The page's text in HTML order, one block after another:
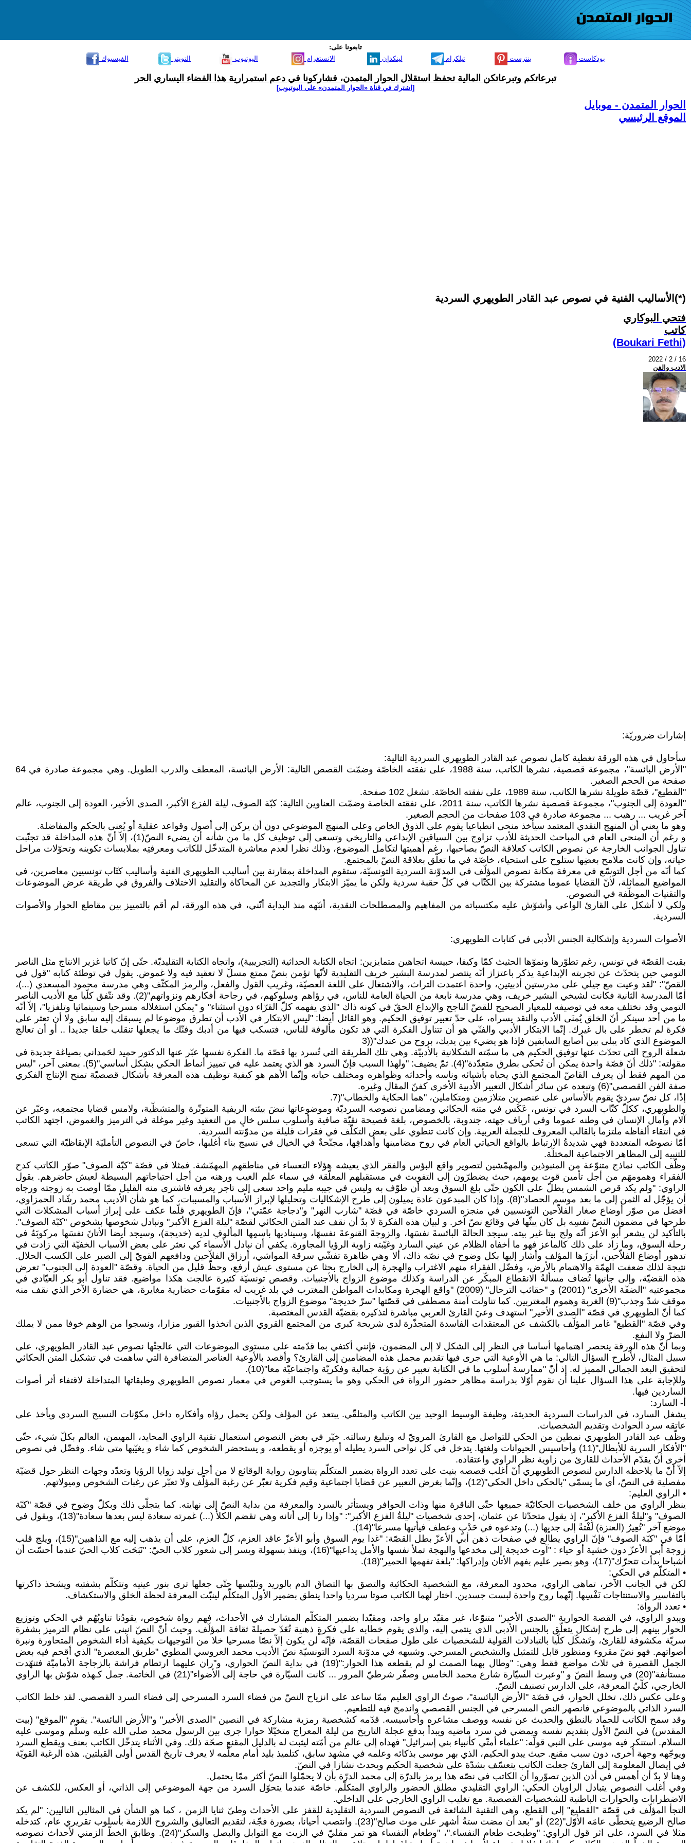
تابعونا على:
الفيسبوك
التويتر اليوتيوب الانستغرام لينكدإن تيلكرام بنترست بودكاست
تبرعاتكم وتبرعاتكن المالية تحفظ استقلال الحوار المتمدن، فشاركونا في دعم استمرارية هذا الفضاء اليساري الحر
[اشترك في قناة ‫«الحوار المتمدن» على اليوتيوب]
الحوار المتمدن - موبايل
الموقع الرئيسي
الأساليب الفنية في نصوص عبد القادر الطويهري السردية(*)
فتحي البوكاري
كاتب
(Boukari Fethi)
2022 / 2 / 16
الادب والفن
إشارات ضروريّة:
سأحاول في هذه الورقة تغطية كامل نصوص عبد القادر الطويهري السردية التالية:
"الأرض البائسة"، مجموعة قصصية، نشرها الكاتب، سنة 1988، على نفقته الخاصّة وضمّت القصص التالية: الأرض البائسة، المعطف والدرب الطويل. وهي مجموعة صادرة في 64
صفحة من الحجم الصغير.
"القطيع"، قصّة طويلة نشرها الكاتب، سنة 1989، على نفقته الخاصّة. تشغل 102 صفحة.
"العودة إلى الجنوب"، مجموعة قصصية نشرها الكاتب، سنة 2011، على نفقته الخاصة وضمّت العناوين التالية: كبّة الصوف، ليلة الفزع الأكبر، الصدى الأخير، العودة إلى الجنوب، عالم
آخر غريب ... رهيب ... مجموعة صادرة في 103 صفحات من الحجم الصغير.
وهو ما يعني أن المنهج النقدي المعتمد سيأخذ منحى انطباعيا يقوم على الذوق الخاص وعلى المنهج الموضوعي دون أن يركن إلى أصول وقواعد عقلية أو يُعنى بالحكم والمفاضلة.
و رغم أن المنحى العام في المباحث الحديثة للأدب تزاوج بين السياقين الإبداعي والتاريخي وتسعى إلى توظيف كل ما من شأنه أن يضيء النصّ(1)، إلاّ أنّ هذه المداخلة قد تجنّبت
تناول الجوانب الخارجة عن نصوص الكاتب كعلاقة النصّ بصاحبها، رغم أهميتها لتكامل الموضوع، وذلك نظرا لعدم معاشرة المتدخّل للكاتب ومعرفتِه بملابسات تكوينه وتحوّلات مراحل
حياته، وإن كانت ملامح بعضِها ستلوح على استحياء، خاصّة في ما تعلّق بعلاقة النصّ بالمجتمع.
كما أنّه من أجل التوسّع في معرفة مكانة نصوص المؤلّف في المدوّنة السردية التونسيّة، ستقوم المداخلة بمقارنة بين أساليب الطويهري الفنية وأساليب كتّاب تونسيين معاصرين، في
المواضيع المماثلة، لأنّ القضايا عموما مشتركة بين الكتّاب في كلّ حقبة سردية ولكن ما يميّز الابتكار والتجديد عن المحاكاة والتقليد الاختلاف والفروق في طريقة عرض الموضوعات
والتقنيات الموظّفة في النصوص.
ولكي لا أشكل على القارئ الواعي وأشوّش عليه مكتسباته من المفاهيم والمصطلحات النقدية، أنبّهه منذ البداية أنّني، في هذه الورقة، لم أقم بالتمييز بين مقاطع الحوار والأصوات
السردية.
الأصوات السردية وإشكالية الجنس الأدبي في كتابات الطويهري:
بقيت القصّة في تونس، رغم تطوّرها ونموّها الحثيث كمّا وكيفا، حبيسة اتجاهين متمايزين: اتجاه الكتابة الحداثية (التجريبية)، واتجاه الكتابة التقليديّة. حتّى إنّ كاتبا غزير الانتاج مثل الناصر
التومي حين يتحدّث عن تجربته الإبداعية يذكر باعتزاز أنّه ينتصر لمدرسة البشير خريف التقليدية لأنّها تؤمن بنصّ ممتع مسلّ لا تعقيد فيه ولا غموض. يقول في توطئة كتابه "قول في
القصّ": "لقد وعيت مع جيلي على مدرستين أدبيتين، واحدة اعتمدت التراث، والاشتغال على اللغة العصيّة، وغريب القول والفعل، والرمز المكثّف وهي مدرسة محمود المسعدي (...)،
أمّا المدرسة الثانية فكانت لشيخي البشير خريف، وهي مدرسة نابعة من الحياة العامة للناس، في رؤاهم وسلوكهم، في رجاحة أفكارهم ونزواتهم"(2). وقد نتّفق كلّيا مع الأديب الناصر
التومي وقد نختلف معه في توصيفه للمعيار الصحيح للقصّ الناجح والإبداع الحقّ في كونه ذاك "الذي يفهمه كلّ القرّاء دون استثناء" و "يمكن استغلاله مسرحيا وسينمائيا وتلفزيا"، إلاّ أنّه
ما من أحد سينكر أنّ الخلق يُمنَى الأدب والنقد يسراه، على حدّ تعبير توفيق الحكيم. وهو القائل أيضا: "ليس الابتكار في الأدب أن تطرق موضوعا لم يسبقك إليه سابق ولا أن تعثر على
فكرة لم تخطر على بال غيرك. إنّما الابتكار الأدبي والفنّي هو أن تتناول الفكرة التي قد تكون مألوفة للناس، فتسكب فيها من أدبك وفنّك ما يجعلها تنقلب خلقا جديدا .. أو أن تعالج
الموضوع الذي كاد يبلى بين أصابع السابقين فإذا هو يضيء بين يديك، بروح من عندك"((3
شعلة الروح التي تحدّث عنها توفيق الحكيم هي ما سمّته الشكلانية بالأدبيّة. وهي تلك الطريقة التي تُسرد بها قصّة ما. الفكرة نفسها عبّر عنها الدكتور حميد لحَمداني بصياغة جديدة في
مقولته: "ذلك أنّ قصّة واحدة يمكن أن تُحكى بطرق متعدّدة"(4). ثمّ يضيف: "ولهذا السبب فإنّ السرد هو الذي يعتمد عليه في تمييز أنماط الحكي بشكل أساسي"(5). بمعنى آخر، "ليس
من المهم فقط أن يعرف القاصّ المجتمع الذي يحياه بأشيائه وناسه وأحداثه وظواهره ومختلف حياته وإنّما الأهم هو كيفية توظيف هذه المعرفة بأشكال قصصيّة تمنح الإنتاج الفكري
صفة الفن القصصي"(6) وتبعده عن سائر أشكال التعبير الأدبية الأخرى كفنّ المقال وغيره.
إذًا، كل نصّ سرديّ يقوم بالأساس على عنصرين متلازمين ومتكاملين، "هما الحكاية والخطاب"(7.
والطويهري، ككلّ كتّاب السرد في تونس، عَكَس في متنه الحكائي ومضامين نصوصه السرديّة وموضوعاتها نبضَ بيئته الريفية المتوتّرة والمتشظّية، ولامس قضايا مجتمعِه، وعبّر عن
آلام وآمال الإنسان في وطنه عموما وفي أرياف جهته، جندوبة، بالخصوص، بلغة فصيحة نقيّة صافية وأسلوب سلس خالٍ من التعقيد وغير موغلة في الترميز والغموض، اجتهد الكاتب
في انتقاء ألفاظه ملتزما بالقالب المعروف للجملة العربية. وإن كانت تنطوي على بعض التكلّف في فقرات قليلة من مدوّنته السردية.
أمّا نصوصُه المتعددة فهي شديدةُ الارتباط بالواقع الحياتي العام في روح مضامينها وأهدافِها، مجنّحةٌ في الخيال في نسيج بناء أغلبها، خاصّ في النصوص التأمليّة الإيقاظيّة التي تسعى
للتنبيه إلى المظاهر الاجتماعية المختلّة.
وظّف الكاتب نماذج متنوّعة من المنبوذين والمهمّشين لتصوير واقع البؤس والفقر الذي يعيشه هؤلاء التعساء في مناطقهم المهمّشة. فمثلا في قصّة "كبّة الصوف" صوّر الكاتب كدح
الفقراء وهمومهَم من أجل تأمين قوت يومهم، حيث يضطرّون إلى التفويت في مستقبلهم المعلّقة في سماء علم الغيب ورهنه من أجل احتياجاتهم البسيطة لعيش حاضرهم. يقول
الراوي: "ولم يكد قرص الشمس يطلّ على الكون حتّى بلغ السوق وبعد أن طوّف به وليس في جيبه مليم واحد سعى إلى تاجر يعرفه فاشترى منه القليل ممّا أوصت به زوجته ورجاه
أن يؤجّل له الثمن إلى ما بعد موسم الحصاد"(8). وإذا كان المبدعون عادة يميلون إلى طرح الإشكاليات وتحليلها لإبراز الأسباب والمسببات، كما هو شأن الأديب محمد رشّاد الحمزاوي،
أفضل من صوّر أوضاع صغار الفلاّحين التونسيين في منجزه السردي خاصّة في قصّة "شارب النهر" و"دجاجة عمّتي"، فإنّ الطويهري قلّما عكف على إبراز أسباب المشكلات التي
طرحها في مضمون النصّ نفسِه بل كان يبثّها في وقائع نصّ آخر. و لبيان هذه الفكرة لا بدّ أن نقف عند المتن الحكائي لقصّة "ليلة الفزع الأكبر" ونبادل شخوصها بشخوص "كبّة الصوف".
بالتأكيد لن يشعر أبو الأعز أنّه ولج بيتا غير بيته. سيجد الحالةَ البائسةَ نفسَها، والزوجةَ القنوعةَ نفسهَا، وسيناديها باسمِها المألوفِ لديه (خديجة)، وسيجد أيضا الأتانَ نفسَها مركوبَهُ في
رحلة السوق، وما زاد على ذلك كالماعز فهو ما أخفاه الظلام عن عيني السارد وغيّبته زاوية الرؤيا المجاورة. يكفي أن نبادل الأسماء كي نعثر على بعض الأسباب الخفيّة التي زادت في
تدهور أوضاع الفلاّحين، أبرَزَها المؤلف وأشار إليها بكل وضوح في نصّه ذاك، ألا وهي ظاهرة تفشّي سرقة المواشي، أرزاق الفلاّحين ودافعهم القويّ إلى الصبر على الكسب الحلال.
نتيجة لذلك ضعفت الهمّة والاهتمام بالأرض، وفضّل الفقراء منهم الاغتراب والهجرة إلى الخارج بحثا عن مستوى عيش أرفع، وحظّ قليل من الحياة. وقصّة "العودة إلى الجنوب" تعرض
هذه القضيّة، وإلى جانبها تُضاف مسألةُ الانقطاع المبكّر عن الدراسة وكذلك موضوع الزواج بالأجنبيات. وقصص تونسيّة كثيرة عالجت هكذا مواضيع. فقد تناول أبو بكر العيّادي في
مجموعتيه "الضفّة الأخرى" (2001) و "حقائب الترحال" (2009) "واقع الهجرة ومكابدات المواطن المغترب في بلد غريب له مقوّمات حضارية مغايرة، هي حضارة الآخر الذي نقف منه
موقف شدّ وجذب"(9) الغربة وهموم المغتربين. كما تناولت آمنة مصطفى في قصّتها "سرّ خديجة" موضوع الزواج بالأجنبيات.
كما أنّ الطويهري في قصّة "الصدى الأخير" استهدف وعيَ القارئ العربي مباشرة لتذكيره بقضيّة القدس المغتصبة.
وفي قصّة "القطيع" غامر المؤلّف بالكشف عن المعتقدات الفاسدة المتجذّرة لدى شريحة كبرى من المجتمع القروي الذين اتخذوا القبور مزارا، ونسجوا من الوهم خوفا ممن لا يملك
الضرّ ولا النفع.
وبما أنّ هذه الورقة ينحصر اهتمامها أساسا في النظر إلى الشكل لا إلى المضمون، فإنني أكتفي بما قدّمته على مستوى الموضوعات التي عالجتْها نصوص عبد القادر الطويهري، على
سبيل المثال، لأطرح السؤال التالي: ما هي الأوعية التي جرى فيها تقديم مجمل هذه المضامين إلى القارئ؟ وأقصد بالأوعية العناصر المتضافرة التي ساهمت في تشكيل المتن الحكائي
لتحقيق البعد الجمالي المميز له. إذ أنّ "ممارسة أسلوب ما في الكتابة تعبير عن رؤية جمالية وفكريّة واجتماعيّة معا"(10).
وللإجابة على هذا السؤال علينا أن نقوم أوّلا بدراسة مظاهر حضور الرواة في الحكي وهو ما يستوجب الغوص في معمار نصوص الطويهري وطبقاتها المتداخلة لاقتفاء أثر أصوات
الساردين فيها.
أ‌- السارد:
يشغل السارد، في الدراسات السردية الحديثة، وظيفة الوسيط الوحيد بين الكاتب والمتلقّي. يبتعد عن المؤلف ولكن يحمل رؤاه وأفكاره داخل مكوّنات النسيج السردي ويأخذ على
عاتقه سرد الحوادث وتقديم الشخصيات.
وظّف عبد القادر الطويهري نمطين من الحكي للتواصل مع القارئ المرويّ له وتبليغ رسالته. خيّر في بعض النصوص استعمال تقنية الراوي المحايد، المهيمن، العالم بكلّ شيء، حتّى
"الأفكار السرية للأبطال"(11) وأحاسيس الحيوانات ولغتها. يتدخل في كل نواحي السرد يطيله أو يوجزه أو يقطعه، و يستحضر الشخوص كما شاء و يغيّبها متى شاء. وفضّل في نصوص
أخرى أنّ يقدّم الأحداث للقارئ من زاوية نظر الراوي واعتقاده.
إلاّ أنّ ما يلاحظه الدارس لنصوص الطويهري أنّ أغلب قصصه بنيت على تعدد الرواة بضمير المتكلّم يتناوبون رواية الوقائع لا من أجل توليد زوايا الرؤيا وتعدّد وجهات النظر حول قضيّة
مفصلية في النصّ، أي ما يسمّى "بالحكي داخل الحكي"(12)، وإنّما بغرض التعبير عن قضايا اجتماعية وقيم فكرية تعبّر عن رغبة المؤلّف ولا تعبّر عن رغبات الشخوص وميولاتهم.
• الراوي العليم:
ينظر الراوي من خلف الشخصيات الحكائيّة جميعِها حتّى الناقرة منها وذات الحوافر ويستأثر بالسرد والمعرفة من بداية النصّ إلى نهايته. كما يتجلّى ذلك وبكلّ وضوح في قصّة "كبّة
الصوف" و"ليلةُ الفزع الأكبر"، إذ يقول متحدّثا عن عثمان، إحدى شخصيات "ليلةُ الفزع الأكبر": "وإذا رنا إلى أتانه وهي تقضم الكلأ (...) غمرته سعادة ليس بعدها سعادة"(13)، ويقول في
موضع آخر "تُعِيرُ (العنزة) لَفْتةً إلى جديِها (...) وتدعوه في حَدْبٍ وعطف فيأتيها مسرعا"(14).
أمّا في "كبّة الصوف" فإنّ الراوي يطالع في صفحات ذهن أبي الأعزّ بطل القصّة: "غدا يوم السوق وأبو الأعزّ عاقد العزم، كلّ العزم، على أن يذهب إليه مع الذاهبين"(15)، ويلج قلب
زوجة أبي الأعزّ دون خشية أو حياء : "آوت خديجة إلى مخدعها والبهجة تملأ نفسها والأمل يداعبها"(16)، وينفذ بسهولة ويسر إلى شعور كلاب الحيّ: "نَبَحَت كلاب الحيّ عندما أحسّت أن
أشباحا بدأت تتحرّك"(17)، وهو بصير عليم بفهم الأتان وإدراكها: "بلغة تفهمها الحمير"(18).
• المتكلّم في الحكي:
لكن في الجانب الآخر، تماهى الراوي، محدود المعرفة، مع الشخصية الحكائية والتصق بها التصاق الدم بالوريد وتلبّسها حتّى جعلها ترى بنور عينيه وتتكلّم بشفتيه ويشحذ ذاكرتها
بالتفاسير والاستنتاجات نَفْسِها. إنّهما روح واحدة لبست جسدين. اختار لهما الكاتب صوتا سرديا واحدا ينطق بضمير الأول المتكلّم لينبّت المعرفة لحظة الخلق والاستكشاف.
• تعدد الرواة:
ويبدو الراوي، في القصة الحوارية "الصدى الأخير" متنوّعا، غير مقيّد براو واحد، ومقيّدا بضمير المتكلّم المشارك في الأحداث، فهم رواة شخوص، يقودُنا تناوبُهُم في الحكي وتوزيع
الحوار بينهم إلى طرح إشكال يتعلّق بالجنس الأدبي الذي ينتمي إليه، والذي يقوم خطابه على فكرةٍ ذهنية تُعَدّ حصيلةَ ثقافة المؤلّف. وحيث أنّ النصّ انبنى على نظام الترميز بشفرة
سريّة مكشوفة للقارئ، وتَشكّل كلّيا بالتبادلات القولية للشخصيات على طول صفحات القصّة، فإنّه لن يكون إلاّ نصّا مسرحيا خلا من التوجيهات بكيفية أداء الشخوص المتحاورة ونبرة
أصواتهم. فهو نصّ مقروء ومنظور قابل للتمثيل والتشخيص المسرحي. وشبيهه في مدوّنة السرد التونسيّة نصّ الأديب محمد العروسي المطوي "طريق المعصرة" الذي أقحم فيه بعض
الجمل القصيرة في ثلاث مواضع فقط وهي: "وطال بهما الصمت لو لم يقطعه هذا الحوار:"(19) في بداية النصّ الحواري، و"ران عليهما ارتطام فراشة بالزجاجة الأماميّة فتنهّدت
مستأنفة"(20) في وسط النصّ و "وعبرت السيّارة شارع محمد الخامس وصفّر شرطيّ المرور ... كانت السيّارة في حاجة إلى الأضواء"(21) في الخاتمة. جمل كـهذه شوّش بها الراوي
الخارجي، كلّيُ المعرفة، على الدارس تصنيف النصّ.
وعلى عكس ذلك، تخلل الحوار، في قصّة "الأرض البائسة"، صوتُ الراوي العليم ممّا ساعد على انزياح النصّ من فضاء السرد المسرحي إلى فضاء السرد القصصي. لقد خلط الكاتب
السرد الذاتي بالموضوعي فانصهر النص المسرحي في الجنس القصصي واندمج فيه للتطعيم.
وقد سمح الكاتب للجماد بالنطق والحديث عن نفسه ووصف مشاعره وأحاسيسه. قدّمه كشخصية رمزية مشاركة في النصين "الصدى الأخير" و"الأرض البائسة". يقوم "الموقع" (بيت
المقدس) في النصّ الأول بتقديم نفسه ويمضي في سرد ماضيه ويبدأ بدفع عجلة التاريخ من ليلة المعراج متخيّلا حوارا جرى بين الرسول محمد صلى الله عليه وسلّم وموسى عليه
السلام. استنكر فيه موسى على النبي قولَه: "علماء أمتّي كأنبياء بني إسرائيل" فهداه إلى عالمِ من أمّته ليثبت له بالدليل المقنع صحّة ذلك. وفي الأثناء يتدخّل الكاتب بعنف ويقطع السرد
ويوجّهه وجهة أخرى، دون سبب مقنع. حيث يبدو الحكيم، الذي بهر موسى بذكائه وعلمه في مشهد سابق، كتلميذ بليد أمام معلّمه لا يعرف تاريخ القدس أولى القبلتين. هذه الرغبة القويّة
في إيصال المعلومة إلى القارئ جعلت الكاتب يتعسّف بشدّة على شخصية الحكيم ويحدث نشازا في النصّ.
وهنا لا بدّ أن أهمس في أذن الذين تصوّروا أن الكاتب في نصّه هذا يرمز بالدرّة إلى محمد الدرّة بأن لا يحمّلوا النصّ أكثر ممّا يحتمل.
وفي أغلب النصوص يتبادل الراويان الحكي: الراوي التقليدي مطلق الحضور والراوي المتكلّم. خاصّة عندما يتحوّل السرد من جهة الموضوعي إلى الذاتي، أو العكس، للكشف عن
الاضطرابات والحوارات الباطنية للشخصيات القصصية. مع تغليب الراوي الخارجي على الداخلي.
التجأ المؤلّف في قصّة "القطيع" إلى القطع، وهي التقنية الشائعة في النصوص السردية التقليدية للقفز على الأحداث وطيّ ثنايا الزمن ، كما هو الشأن في المثالين التاليين: "لم يكد
صالح الرضيع يتخطّى عامَه الأوّل"(22) أو "بعد أن مضت ستةُ أشهر على موت صالح"(23). وانتصب أحيانا، بصورة فجّة، لتقديم التعاليق والشروح اللازمة بأسلوب تقريري عام، كتدخله
مثلا في السرد، على اثر قول الراوي: "وطبخت طعام النفساء."، "وطعام النفساء هو تمر مقليّ في الزيت مع التوابل والبصل والسكر"(24). وطابق الخطّ الزمني لأحداث نصوصه